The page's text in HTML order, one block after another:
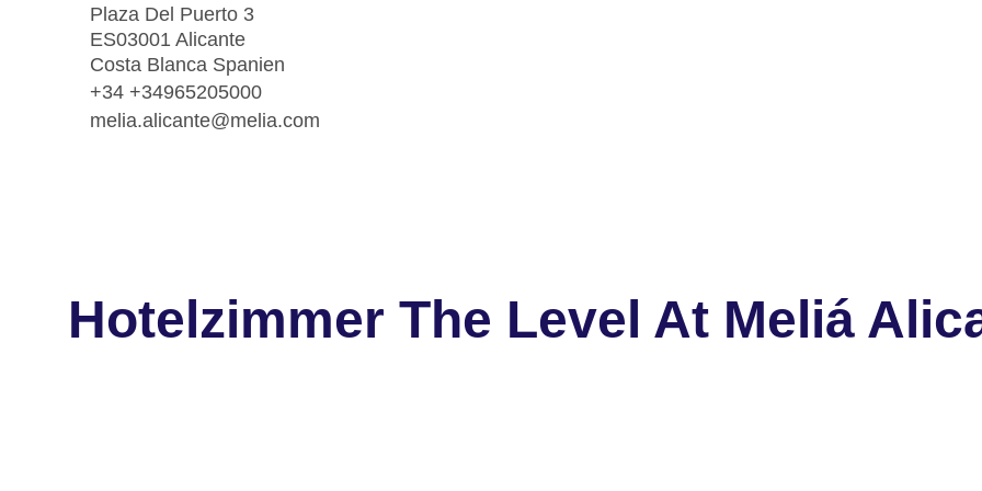
Plaza Del Puerto 3
ES03001 Alicante
Costa Blanca Spanien
+34 +34965205000
melia.alicante@melia.com
Hotelzimmer The Level At Meliá